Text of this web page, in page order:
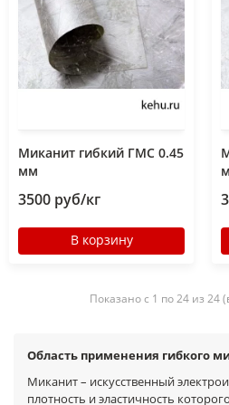
Миканит гибкий ГМС 0.45
мм
3500 руб/кг
В корзину
Показано с 1 по 24 из 24
Область применения гибкого
Миканит – искусственный
плотность и эластичность